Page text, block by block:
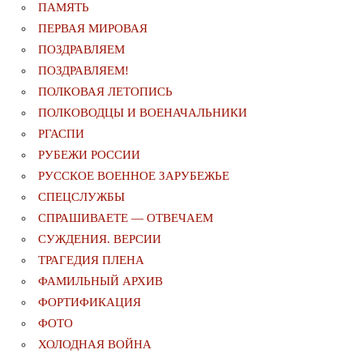
ПАМЯТЬ
ПЕРВАЯ МИРОВАЯ
ПОЗДРАВЛЯЕМ
ПОЗДРАВЛЯЕМ!
ПОЛКОВАЯ ЛЕТОПИСЬ
ПОЛКОВОДЦЫ И ВОЕНАЧАЛЬНИКИ
РГАСПИ
РУБЕЖИ РОССИИ
РУССКОЕ ВОЕННОЕ ЗАРУБЕЖЬЕ
СПЕЦСЛУЖБЫ
СПРАШИВАЕТЕ — ОТВЕЧАЕМ
СУЖДЕНИЯ. ВЕРСИИ
ТРАГЕДИЯ ПЛЕНА
ФАМИЛЬНЫЙ АРХИВ
ФОРТИФИКАЦИЯ
ФОТО
ХОЛОДНАЯ ВОЙНА